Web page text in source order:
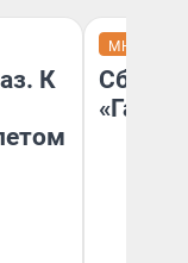
К
МНЕНИЕ
Сбер